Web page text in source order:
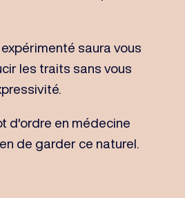
saura vous
les traits sans vous
d'ordre en médecine
de garder ce naturel.